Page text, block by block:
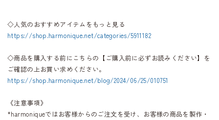
◇人気のおすすめアイテムをもっと見る
https://shop.harmonique.net/categories/5911182
◇商品を購入する前にこちらの【ご購入前に必ずお読みください】を
ご確認の上お買い求めください。
https://shop.harmonique.net/blog/2024/06/25/010751
《注意事項》
*harmoniqueではお客様からのご注文を受け、お客様の商品を製作・